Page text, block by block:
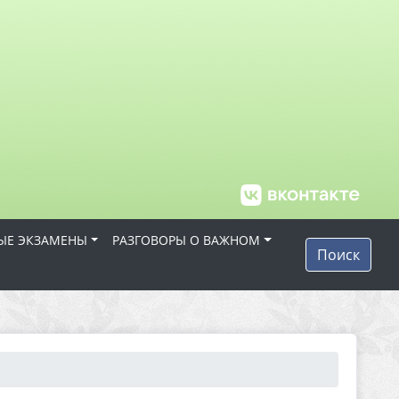
ЭКЗАМЕНЫ РАЗГОВОРЫ О ВАЖНОМ
Поиск